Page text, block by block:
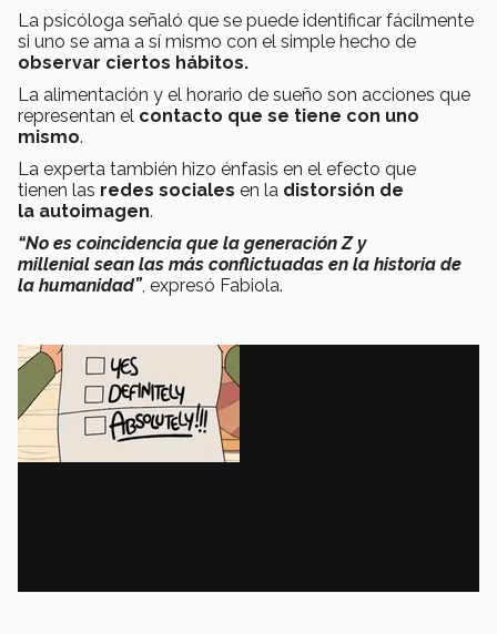
La psicóloga señaló que se puede identificar fácilmente
si uno se ama a sí mismo con el simple hecho de
observar ciertos hábitos.
La alimentación y el horario de sueño son acciones que
representan el contacto que se tiene con uno
mismo.
La experta también hizo énfasis en el efecto que
tienen las redes sociales en la distorsión de
la autoimagen.
“No es coincidencia que la generación Z y
millenial sean las más conflictuadas en la historia de
la humanidad”, expresó Fabiola.